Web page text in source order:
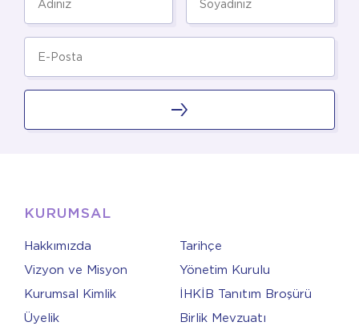
KURUMSAL
Hakkımızda
Tarihçe
Vizyon ve Misyon
Yönetim Kurulu
Kurumsal Kimlik
İHKİB Tanıtım Broşürü
Üyelik
Birlik Mevzuatı